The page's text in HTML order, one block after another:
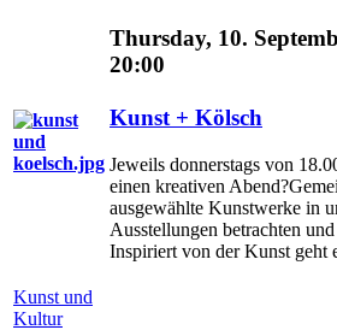
Thursday, 10.
20:00
Kunst + Kölsch
Jeweils donnerstags von
einen kreativen
ausgewählte Kunstwerke in
Ausstellungen betrachten
Inspiriert von der Kunst geht
Kunst und
Kultur